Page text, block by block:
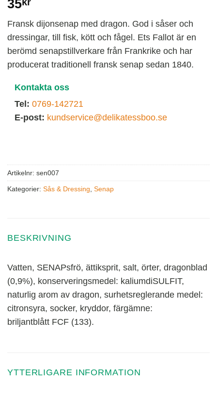
35kr
Fransk dijonsenap med dragon. God i såser och
dressingar, till fisk, kött och fågel. Ets Fallot är en
berömd senapstillverkare från Frankrike och har
producerat traditionell fransk senap sedan 1840.
Kontakta oss
Tel: 0769-142721
E-post: kundservice@delikatessboo.se
Artikelnr: sen007
Kategorier: Sås & Dressing Senap
BESKRIVNING
Vatten, SENAPsfrö, ättiksprit, salt, örter, dragonblad
(0,9%), konserveringsmedel: kaliumdiSULFIT,
naturlig arom av dragon, surhetsreglerande medel:
citronsyra, socker, kryddor, färgämne:
briljantblått FCF (133).
YTTERLIGARE INFORMATION